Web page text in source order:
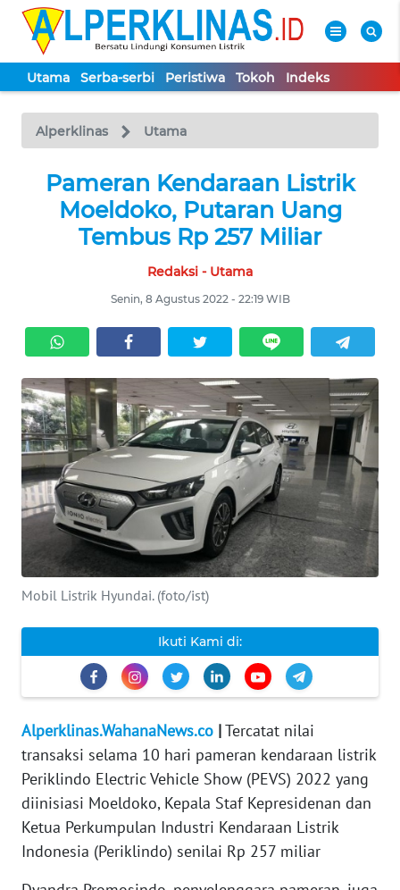
Utama Serba-serbi Peristiwa Tokoh Indeks
Alperklinas Utama
Pameran Kendaraan Listrik
Moeldoko, Putaran Uang
Tembus Rp 257 Miliar
Redaksi - Utama
Senin, 8 Agustus 2022 - 22:19 WIB
Mobil Listrik Hyundai. (foto/ist)
Ikuti Kami di:
Alperklinas.WahanaNews.co |Tercatat nilai
transaksi selama 10 hari pameran kendaraan listrik
Periklindo Electric Vehicle Show (PEVS) 2022 yang
diinisiasi Moeldoko, Kepala Staf Kepresidenan dan
Ketua Perkumpulan Industri Kendaraan Listrik
Indonesia (Periklindo) senilai Rp 257 miliar
TV
Tutup
UTAMA
TOKOH
Informasi
INDEKS
BERITA
KONTAK
KAMI
IKLAN
KAMI
PEDOMAN
MEDIA
SIBER
REDAKSI
KARIR
DISCLAIMER